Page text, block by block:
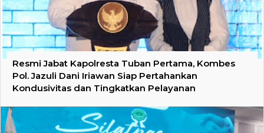
Resmi Jabat Kapolresta Tuban Pertama, Kombes
Pol. Jazuli Dani Iriawan Siap Pertahankan
Kondusivitas dan Tingkatkan Pelayanan